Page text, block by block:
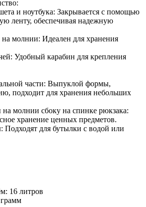
и ноутбука: Закрывается с помощью
ленту, обеспечивая надежную
молнии: Идеален для хранения
Удобный карабин для крепления
части: Выпуклой формы,
подходит для хранения небольших
молнии сбоку на спинке рюкзака:
хранение ценных предметов.
для бутылки с водой или
16 литров